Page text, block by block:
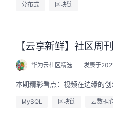
分布式 区块链
【云享新鲜】社区周
华为云社区精选 发表于
本期精彩看点：视频在边缘的
MySQL 区块链 云数据